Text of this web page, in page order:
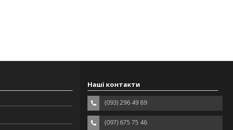
Наші контакти
(093) 296 49 89
(097) 675 75 46